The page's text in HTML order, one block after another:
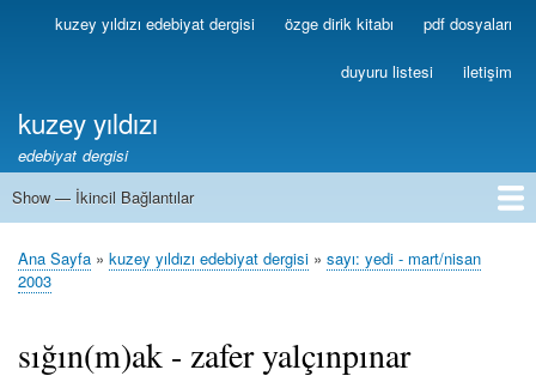
Ana
içeriğe
Birincilkuzey yıldızı edebiyat dergisi özge dirik kitabı pdf dosyaları
duyuru listesi iletişim
kuzey yıldızı
edebiyat dergisi
İkincil
Show — İkincil Bağlantılar
1
2
3
4
5
6
7
8
9
10
11
12
13
Sayfa
Ana Sayfa kuzey yıldızı edebiyat dergisi
sayı: yedi - mart/nisan
2003
sığın(m)ak - zafer yalçınpınar